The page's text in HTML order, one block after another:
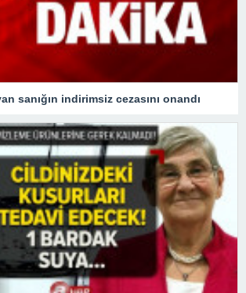
sanığın indirimsiz cezasını onandı